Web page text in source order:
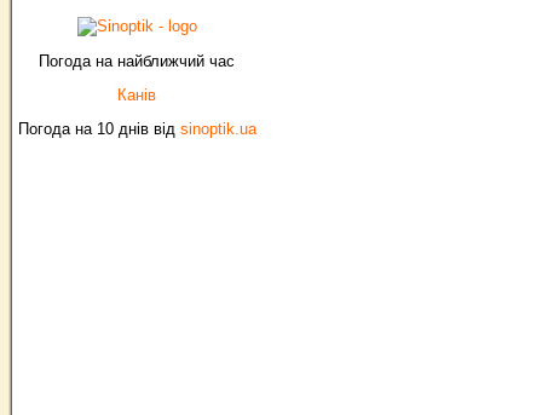
Погода на найближчий час
Канів
Погода на 10 днів від sinoptik.ua